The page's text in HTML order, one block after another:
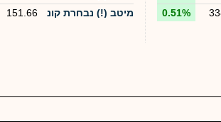
0.51%
אג"ח בסיכון גבוה
מיטב (!) נבחרת קונ
151.66